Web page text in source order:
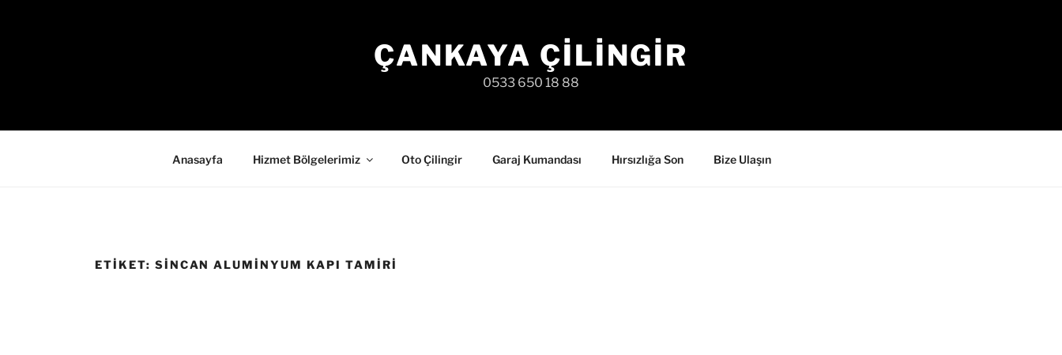
ÇANKAYA ÇILINGIR
0533 650 18 88
Anasayfa Hizmet Bölgelerimiz Oto Çilingir Garaj Kumandası Hırsızlığa Son Bize Ulaşın
ETIKET: SINCAN ALUMINYUM KAPI TAMIRI